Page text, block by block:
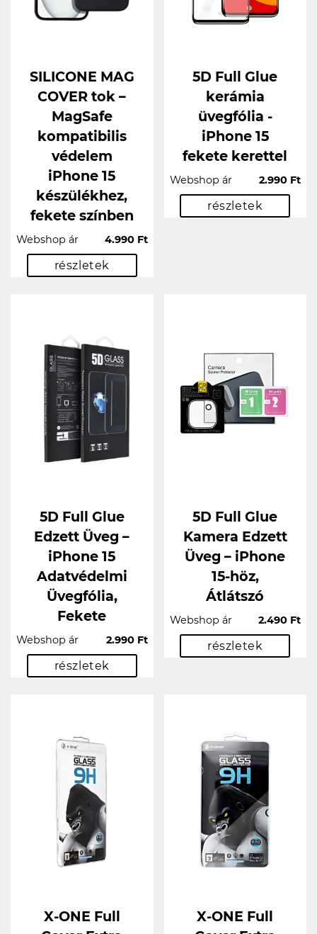
SILICONE MAG
COVER tok –
MagSafe
kompatibilis
védelem
iPhone 15
készülékhez,
fekete színben
Webshop ár 4.990 Ft
részletek
5D Full Glue
kerámia
üvegfólia -
iPhone 15
fekete kerettel
Webshop ár 2.990 Ft
részletek
5D Full Glue
Edzett Üveg –
iPhone 15
Adatvédelmi
Üvegfólia,
Fekete
Webshop ár 2.990 Ft
részletek
5D Full Glue
Kamera Edzett
Üveg – iPhone
15-höz,
Átlátszó
Webshop ár 2.490 Ft
részletek
X-ONE Full
X-ONE Full